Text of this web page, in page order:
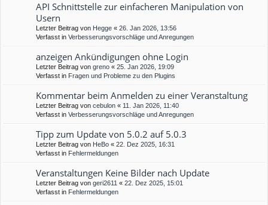
API Schnittstelle zur einfacheren Manipulation von
Usern
Letzter Beitrag von Hegge « 26. Jan 2026, 13:56
Verfasst in Verbesserungsvorschläge und Anregungen
anzeigen Ankündigungen ohne Login
Letzter Beitrag von greno « 25. Jan 2026, 19:09
Verfasst in Fragen und Probleme zu den Plugins
Kommentar beim Anmelden zu einer Veranstaltung
Letzter Beitrag von cebulon « 11. Jan 2026, 11:40
Verfasst in Verbesserungsvorschläge und Anregungen
Tipp zum Update von 5.0.2 auf 5.0.3
Letzter Beitrag von HeBo « 22. Dez 2025, 16:31
Verfasst in Fehlermeldungen
Veranstaltungen Keine Bilder nach Update
Letzter Beitrag von geri2611 « 22. Dez 2025, 15:01
Verfasst in Fehlermeldungen